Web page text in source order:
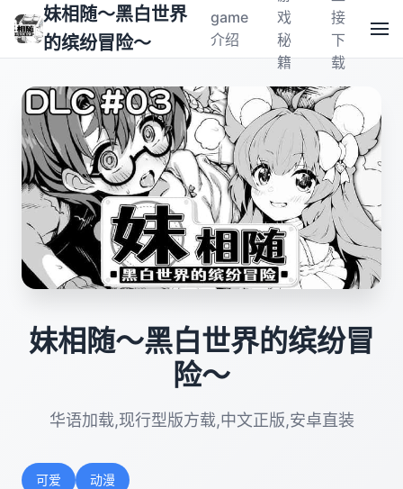
妹相随～黑白世界
的缤纷冒险～
game
介绍
戏
秘
籍
接
下
载
妹相随～黑白世界的缤纷冒
险～
华语加载,现行型版方载,中文正版,安卓直装
可爱 动漫